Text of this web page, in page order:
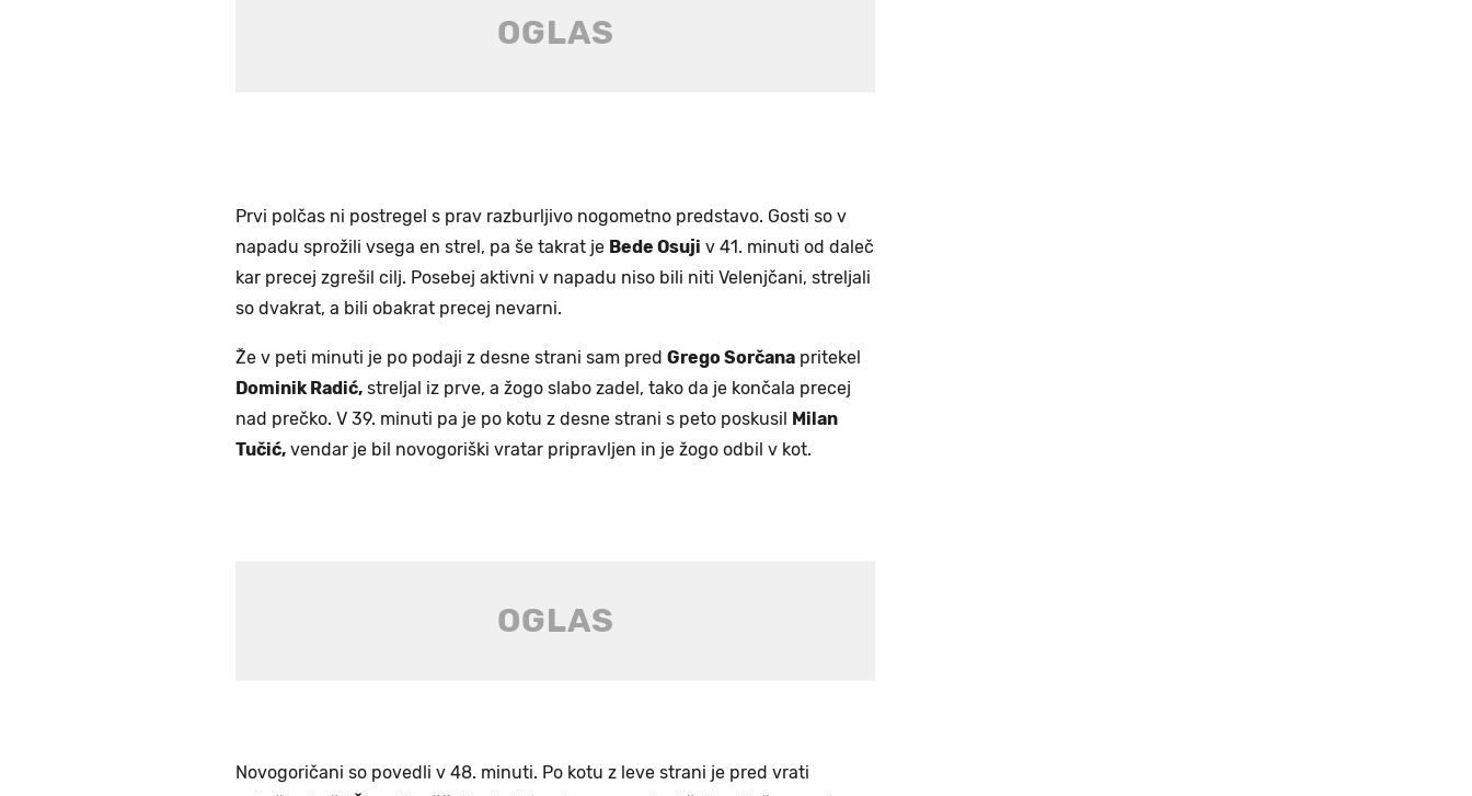
Prvi polčas ni postregel s prav razburljivo nogometno predstavo. Gosti so v
napadu sprožili vsega en strel, pa še takrat je Bede Osuji v 41. minuti od daleč
kar precej zgrešil cilj. Posebej aktivni v napadu niso bili niti Velenjčani, streljali
so dvakrat, a bili obakrat precej nevarni.
Že v peti minuti je po podaji z desne strani sam pred Grego Sorčana pritekel
Dominik Radić, streljal iz prve, a žogo slabo zadel, tako da je končala precej
nad prečko. V 39. minuti pa je po kotu z desne strani s peto poskusil Milan
Tučić, vendar je bil novogoriški vratar pripravljen in je žogo odbil v kot.
Novogoričani so povedli v 48. minuti. Po kotu z leve strani je pred vrati